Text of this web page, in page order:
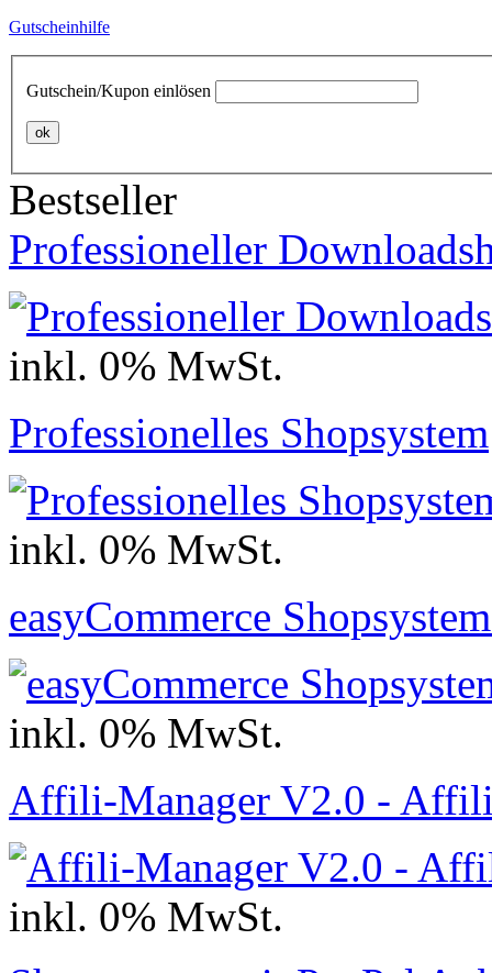
Gutscheinhilfe
Gutschein/Kupon einlösen
ok
Bestseller
Professioneller
inkl. 0% MwSt.
Professionelles Shopsystem
inkl. 0% MwSt.
easyCommerce
inkl. 0% MwSt.
Affili-Manager V2.0 - Affili
inkl. 0% MwSt.